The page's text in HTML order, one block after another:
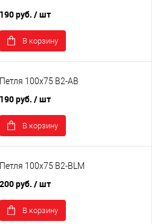
190 руб. / шт
В корзину
Петля 100х75 B2-AВ
190 руб. / шт
В корзину
Петля 100х75 B2-BLM
200 руб. / шт
В корзину